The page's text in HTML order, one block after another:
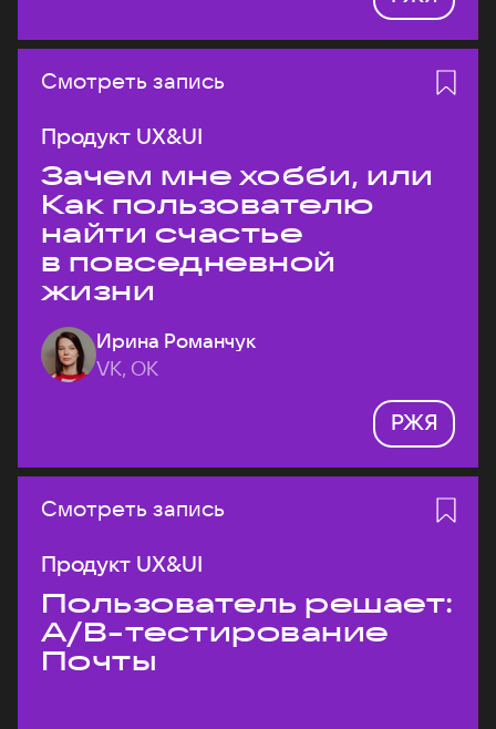
Смотреть запись
Продукт UX&UI
Зачем мне хобби, или
Как пользователю
найти счастье
в повседневной
жизни
Ирина Романчук
VK, ОК
РЖЯ
Смотреть запись
Продукт UX&UI
Пользователь решает:
A/B-тестирование
Почты